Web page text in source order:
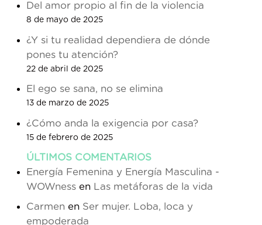
Del amor propio al fin de la violencia
8 de mayo de 2025
¿Y si tu realidad dependiera de dónde
pones tu atención?
22 de abril de 2025
El ego se sana, no se elimina
13 de marzo de 2025
¿Cómo anda la exigencia por casa?
15 de febrero de 2025
ÚLTIMOS COMENTARIOS
Energía Femenina y Energía Masculina -
WOWnessen Las metáforas de la vida
Carmen en Ser mujer. Loba, loca y
empoderada